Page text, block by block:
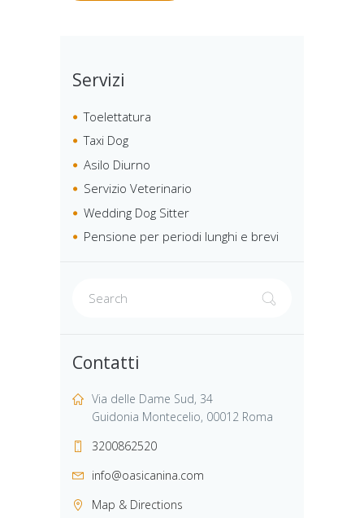
Servizi
Toelettatura
Taxi Dog
Asilo Diurno
Servizio Veterinario
Wedding Dog Sitter
Pensione per periodi lunghi e brevi
Contatti
Via delle Dame Sud, 34
Guidonia Montecelio, 00012 Roma
3200862520
info@oasicanina.com
Map & Directions